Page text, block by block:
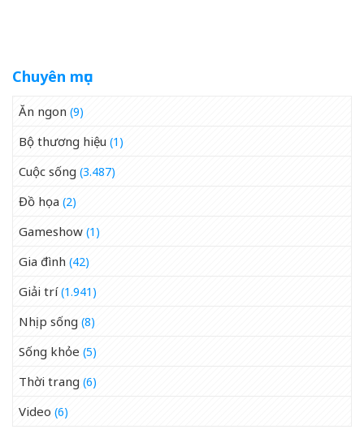
Chuyên mục
Ăn ngon (9)
Bộ thương hiệu (1)
Cuộc sống (3.487)
Đồ họa (2)
Gameshow (1)
Gia đình (42)
Giải trí(1.941)
Nhịp sống (8)
Sống khỏe (5)
Thời trang (6)
Video (6)